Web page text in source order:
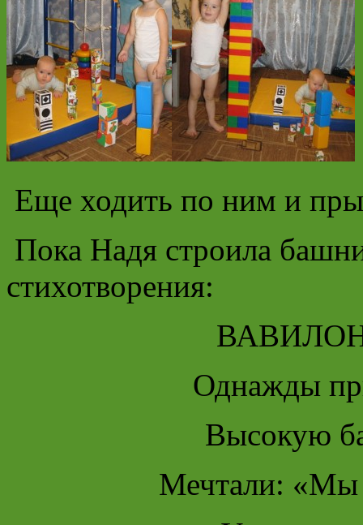
Еще ходить по ним и
Пока Надя строила
стихотворения:
Однажды
Высокую
Мечтали: